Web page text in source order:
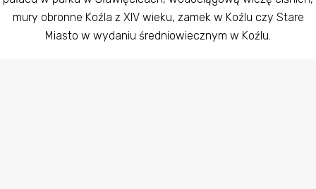
mury obronne Koźla z XIV wieku, zamek w Koźlu czy Stare
Miasto w wydaniu średniowiecznym w Koźlu.